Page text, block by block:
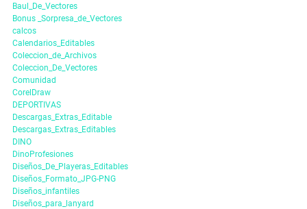
Baul_De_Vectores
Bonus _Sorpresa_de_Vectores
calcos
Calendarios_Editables
Coleccion_de_Archivos
Coleccion_De_Vectores
Comunidad
CorelDraw
DEPORTIVAS
Descargas_Extras_Editable
Descargas_Extras_Editables
DINO
DinoProfesiones
Diseños_De_Playeras_Editables
Diseños_Formato_JPG-PNG
Diseños_infantiles
Diseños_para_lanyard